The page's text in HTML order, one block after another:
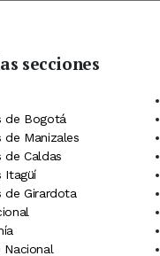
Telegram
Pinterest
secciones
de Bogotá
de Manizales
de Caldas
Itagüí
de Girardota